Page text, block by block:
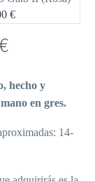
€
€
hecho y
en gres.
14-